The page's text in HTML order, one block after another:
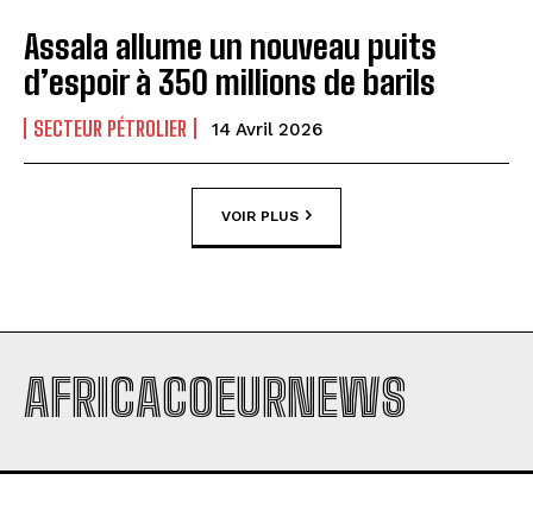
Assala allume un nouveau puits
d’espoir à 350 millions de barils
SECTEUR PÉTROLIER 14 Avril 2026
VOIR PLUS
AFRICACOEURNEWS